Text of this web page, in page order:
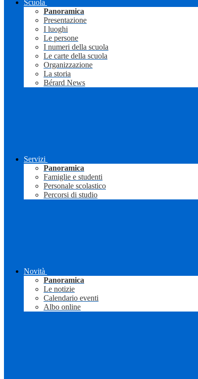
Scuola
Panoramica
Presentazione
I luoghi
Le persone
I numeri della scuola
Le carte della scuola
Organizzazione
La storia
Bérard News
Servizi
Panoramica
Famiglie e studenti
Personale scolastico
Percorsi di studio
Novità
Panoramica
Le notizie
Calendario eventi
Albo online